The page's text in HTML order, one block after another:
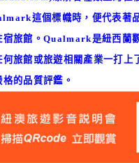
這個標幟時，便代表著
宿旅館。Qualmark是紐西蘭
旅館或旅遊相關產業一打上
的品質評鑑。